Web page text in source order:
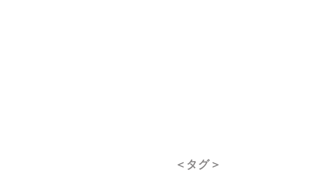
＜タグ＞